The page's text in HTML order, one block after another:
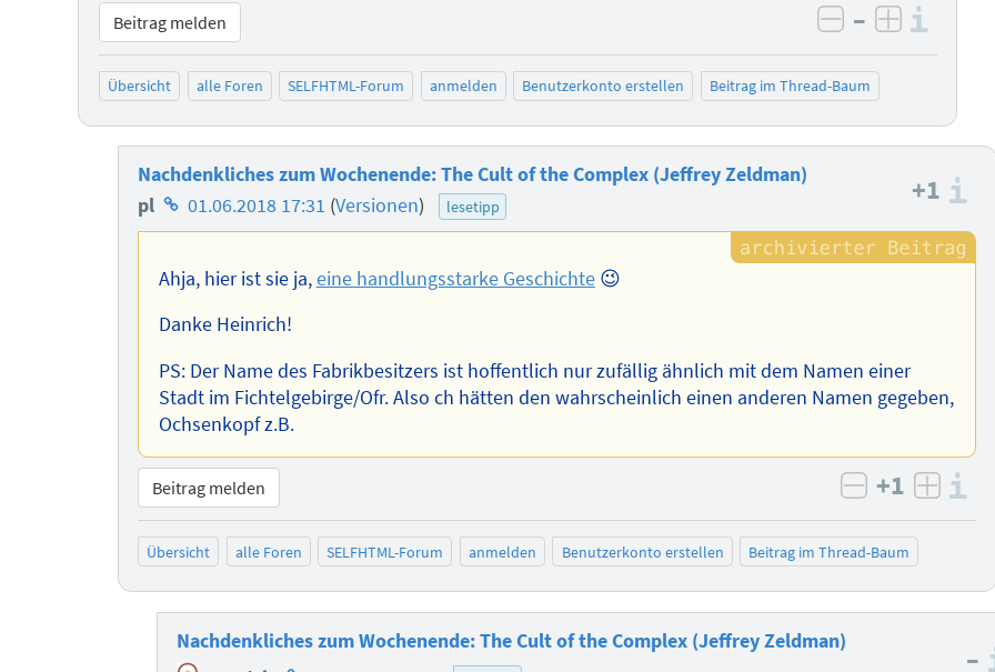
Beitrag melden negativ
– positiv
Übersicht alle Foren SELFHTML-Forum anmelden Benutzerkonto erstellen Beitrag im Thread-Baum
Nachdenkliches zum Wochenende: The Cult of the Complex (Jeffrey Zeldman)
pl Homepage
des
Autors
01.06.2018 17:31 (Versionen) lesetipp +1
Ahja, hier ist sie ja,eine handlungsstarke Geschichte😉
Danke Heinrich!
PS: Der Name des Fabrikbesitzers ist hoffentlich nur zufällig ähnlich mit dem Namen einer
Stadt im Fichtelgebirge/Ofr. Also ch hätten den wahrscheinlich einen anderen Namen gegeben,
Ochsenkopf z.B.
Beitrag melden negativ
+1
Übersicht alle Foren SELFHTML-Forum anmelden Benutzerkonto erstellen Beitrag im Thread-Baum
Nachdenkliches zum Wochenende: The Cult of the Complex (Jeffrey Zeldman)
–